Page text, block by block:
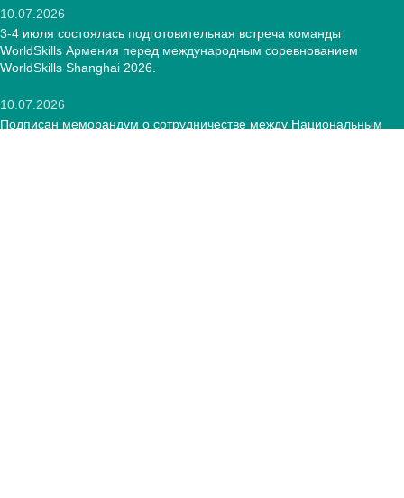
10.07.2026
3-4 июля состоялась подготовительная встреча команды
WorldSkills Армения перед международным соревнованием
WorldSkills Shanghai 2026.
10.07.2026
Подписан меморандум о сотрудничестве между Национальным